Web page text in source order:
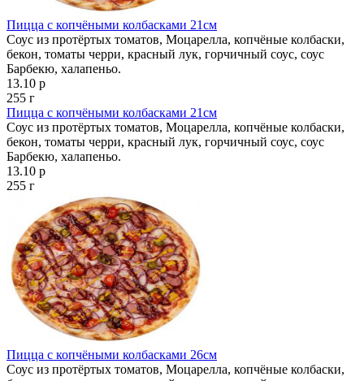
Пицца с копчёными колбасками 21см
Соус из протёртых томатов, Моцарелла, копчёные колбаски,
бекон, томаты черри, красный лук, горчичный соус, соус
Барбекю, халапеньо.
13.10 р
255 г
Пицца с копчёными колбасками 21см
Соус из протёртых томатов, Моцарелла, копчёные колбаски,
бекон, томаты черри, красный лук, горчичный соус, соус
Барбекю, халапеньо.
13.10 р
255 г
Пицца с копчёными колбасками 26см
Соус из протёртых томатов, Моцарелла, копчёные колбаски,